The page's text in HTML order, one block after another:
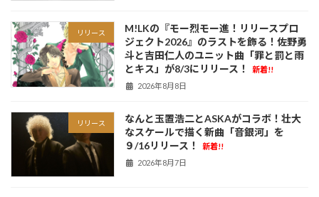
リリース
M!LKの『モー烈モー進！リリースプロ
ジェクト2026』のラストを飾る！佐野勇
斗と吉田仁人のユニット曲「罪と罰と雨
とキス」が8/3にリリース！
新着!!
2026年8月8日
リリース
なんと玉置浩二とASKAがコラボ！壮大
なスケールで描く新曲「音銀河」を
９/16リリース！
新着!!
2026年8月7日